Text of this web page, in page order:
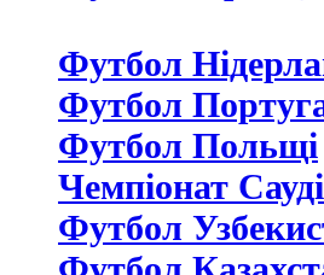
Футбол
Футбол
Футбол Польщі
Чемпіонат
Футбол